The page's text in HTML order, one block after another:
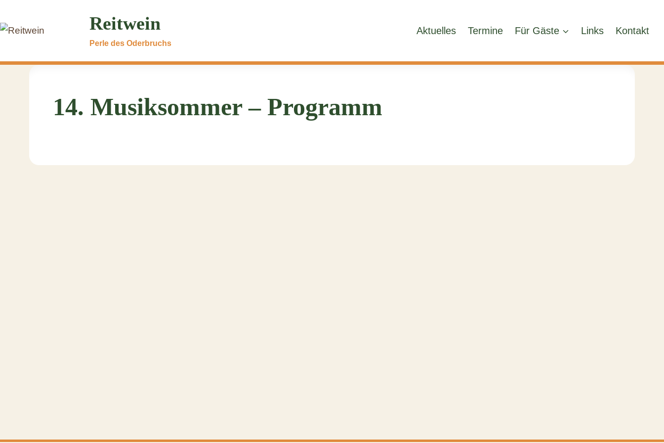
Reitwein
Perle des Oderbruchs
Aktuelles Termine Für Gäste Links Kontakt
14. Musiksommer – Programm